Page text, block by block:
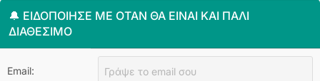
🔔 ΕΙΔΟΠΟΊΗΣΈ ΜΕ ΌΤΑΝ ΘΑ ΕΊΝΑΙ ΚΑΙ ΠΆΛΙ
ΔΙΑΘΈΣΙΜΟ
Email: